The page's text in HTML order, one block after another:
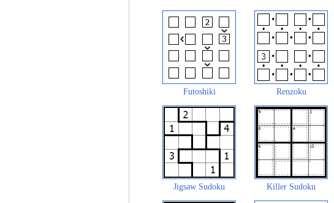
Futoshiki Renzoku
Jigsaw Sudoku Killer Sudoku